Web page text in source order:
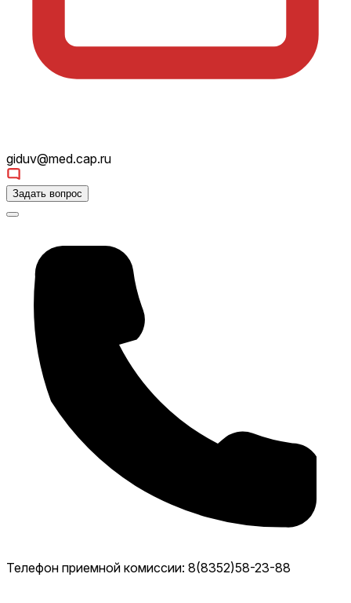
giduv@med.cap.ru
Задать вопрос
Телефон приемной комиссии: 8(8352)58-23-88